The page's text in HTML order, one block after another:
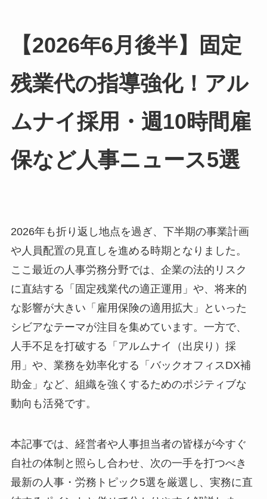
【2026年6月後半】固定
残業代の指導強化！アル
ムナイ採用・週10時間雇
保など人事ニュース5選
2026年も折り返し地点を過ぎ、下半期の事業計画
や人員配置の見直しを進める時期となりました。
ここ最近の人事労務分野では、企業の法的リスク
に直結する「固定残業代の適正運用」や、将来的
な影響が大きい「雇用保険の適用拡大」といった
シビアなテーマが注目を集めています。一方で、
人手不足を打破する「アルムナイ（出戻り）採
用」や、業務を効率化する「バックオフィスDX補
助金」など、組織を強くするためのポジティブな
動向も活発です。
本記事では、経営者や人事担当者の皆様が今すぐ
自社の体制と照らし合わせ、次の一手を打つべき
最新の人事・労務トピック5選を厳選し、実務に直